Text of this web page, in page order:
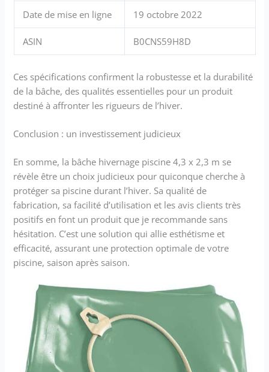
Date de mise en ligne 19 octobre 2022
ASIN B0CNS59H8D
Ces spécifications confirment la robustesse et la durabilité
de la bâche, des qualités essentielles pour un produit
destiné à affronter les rigueurs de l’hiver.
Conclusion : un investissement judicieux
En somme, la bâche hivernage piscine 4,3 x 2,3 m se
révèle être un choix judicieux pour quiconque cherche à
protéger sa piscine durant l’hiver. Sa qualité de
fabrication, sa facilité d’utilisation et les avis clients très
positifs en font un produit que je recommande sans
hésitation. C’est une solution qui allie esthétisme et
efficacité, assurant une protection optimale de votre
piscine, saison après saison.